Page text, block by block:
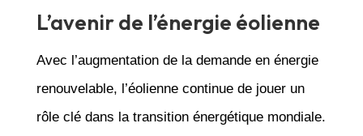
L’avenir de l’énergie éolienne
Avec l’augmentation de la demande en énergie
renouvelable, l’éolienne continue de jouer un
rôle clé dans la transition énergétique mondiale.